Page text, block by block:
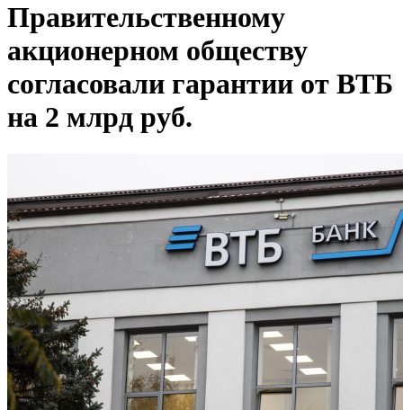
Правительственному
акционерном обществу
согласовали гарантии от ВТБ
на 2 млрд руб.